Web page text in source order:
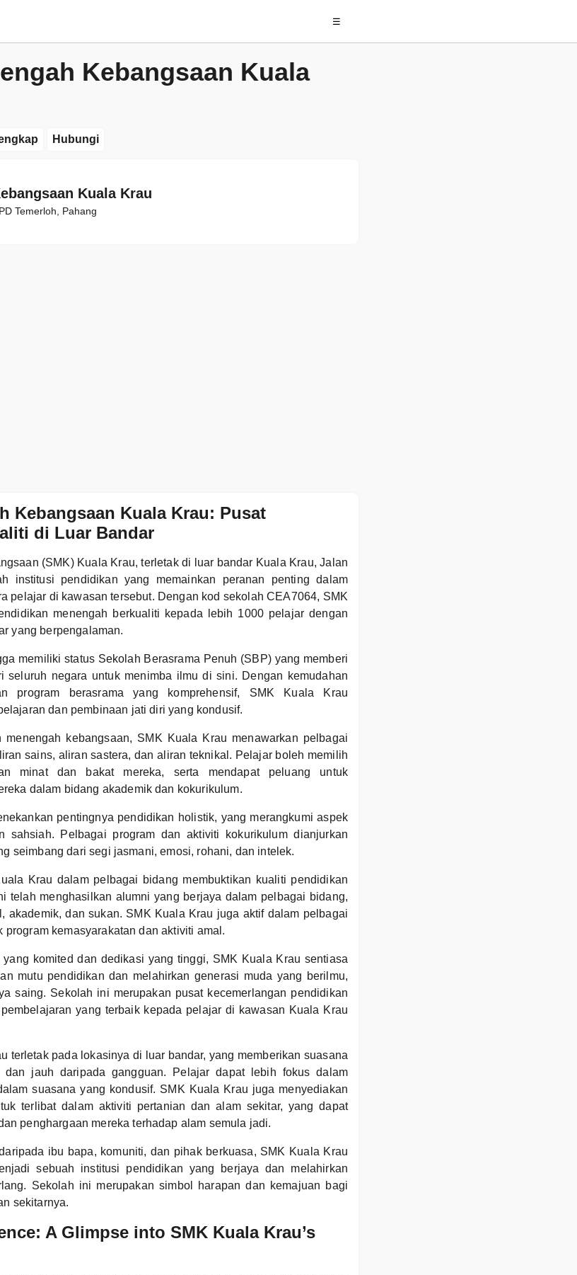
☰
Kebangsaan Kuala
Hubungi
Kuala Krau
Temerloh, Pahang
Kebangsaan Kuala Krau: Pusat
di Luar Bandar
(SMK) Kuala Krau, terletak di luar bandar Kuala Krau, Jalan
institusi pendidikan yang memainkan peranan penting dalam
pelajar di kawasan tersebut. Dengan kod sekolah CEA7064, SMK
menengah berkualiti kepada lebih 1000 pelajar dengan
yang berpengalaman.
memiliki status Sekolah Berasrama Penuh (SBP) yang memberi
seluruh negara untuk menimba ilmu di sini. Dengan kemudahan
program berasrama yang komprehensif, SMK Kuala Krau
dan pembinaan jati diri yang kondusif.
menengah kebangsaan, SMK Kuala Krau menawarkan pelbagai
sains, aliran sastera, dan aliran teknikal. Pelajar boleh memilih
minat dan bakat mereka, serta mendapat peluang untuk
dalam bidang akademik dan kokurikulum.
pentingnya pendidikan holistik, yang merangkumi aspek
sahsiah. Pelbagai program dan aktiviti kokurikulum dianjurkan
seimbang dari segi jasmani, emosi, rohani, dan intelek.
Krau dalam pelbagai bidang membuktikan kualiti pendidikan
telah menghasilkan alumni yang berjaya dalam pelbagai bidang,
akademik, dan sukan. SMK Kuala Krau juga aktif dalam pelbagai
program kemasyarakatan dan aktiviti amal.
komited dan dedikasi yang tinggi, SMK Kuala Krau sentiasa
mutu pendidikan dan melahirkan generasi muda yang berilmu,
saing. Sekolah ini merupakan pusat kecemerlangan pendidikan
yang terbaik kepada pelajar di kawasan Kuala Krau
terletak pada lokasinya di luar bandar, yang memberikan suasana
dan jauh daripada gangguan. Pelajar dapat lebih fokus dalam
suasana yang kondusif. SMK Kuala Krau juga menyediakan
terlibat dalam aktiviti pertanian dan alam sekitar, yang dapat
penghargaan mereka terhadap alam semula jadi.
ibu bapa, komuniti, dan pihak berkuasa, SMK Kuala Krau
sebuah institusi pendidikan yang berjaya dan melahirkan
Sekolah ini merupakan simbol harapan dan kemajuan bagi
sekitarnya.
A Glimpse into SMK Kuala Krau’s